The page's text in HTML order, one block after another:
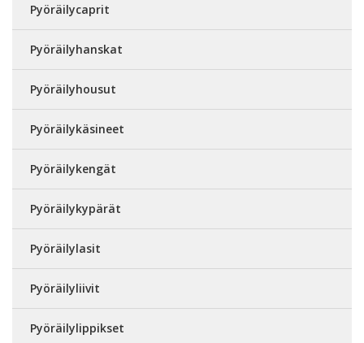
Pyöräilycaprit
Pyöräilyhanskat
Pyöräilyhousut
Pyöräilykäsineet
Pyöräilykengät
Pyöräilykypärät
Pyöräilylasit
Pyöräilyliivit
Pyöräilylippikset